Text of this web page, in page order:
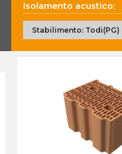
Isolamento acustico:
Stabilimento: Todi(PG)